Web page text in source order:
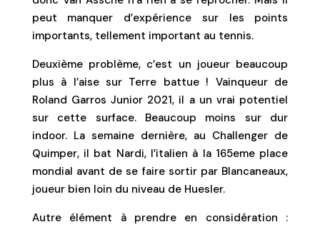
peut manquer d’expérience sur les points
importants, tellement important au tennis.
Deuxième problème, c’est un joueur beaucoup
plus à l’aise sur Terre battue ! Vainqueur de
Roland Garros Junior 2021, il a un vrai potentiel
sur cette surface. Beaucoup moins sur dur
indoor. La semaine dernière, au Challenger de
Quimper, il bat Nardi, l’italien à la 165eme place
mondial avant de se faire sortir par Blancaneaux,
joueur bien loin du niveau de Huesler.
Autre élément à prendre en considération :